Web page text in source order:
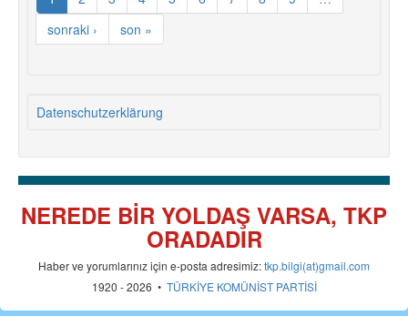
sonraki ›
son »
Datenschutzerklärung
NEREDE BİR YOLDAŞ VARSA, TKP
ORADADIR
Haber ve yorumlarınız için e-posta adresimiz:tkp.bilgi(at)gmail.com
1920 - 2026 • TÜRKİYE KOMÜNİST PARTİSİ